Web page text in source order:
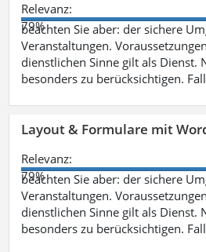
Relevanz:
79%
beachten Sie aber: der sichere
Veranstaltungen.
dienstlichen Sinne gilt als
besonders zu berücksichtigen.
Layout & Formulare mit
Relevanz:
79%
beachten Sie aber: der sichere
Veranstaltungen.
dienstlichen Sinne gilt als
besonders zu berücksichtigen.